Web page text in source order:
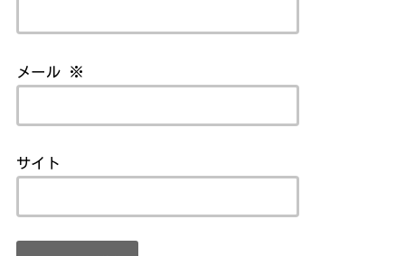
メール ※
サイト